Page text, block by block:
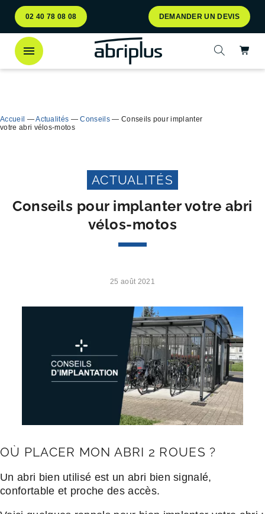
Aller
au
menu
Aller au
contenu
02 40 78 08 08 DEMANDER UN DEVIS
Ouvrir la
Accueil —Actualités —Conseils— Conseils pour implanter
votre abri vélos-motos
ACTUALITÉS
Conseils pour implanter votre abri
vélos-motos
25 août 2021
OÙ PLACER MON ABRI 2 ROUES ?
Un abri bien utilisé est un abri bien signalé,
confortable et proche des accès.